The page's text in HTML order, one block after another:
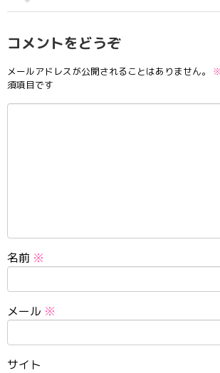
コメントをどうぞ
メールアドレスが公開されることはありません。
須項目です
名前 ※
メール ※
サイト